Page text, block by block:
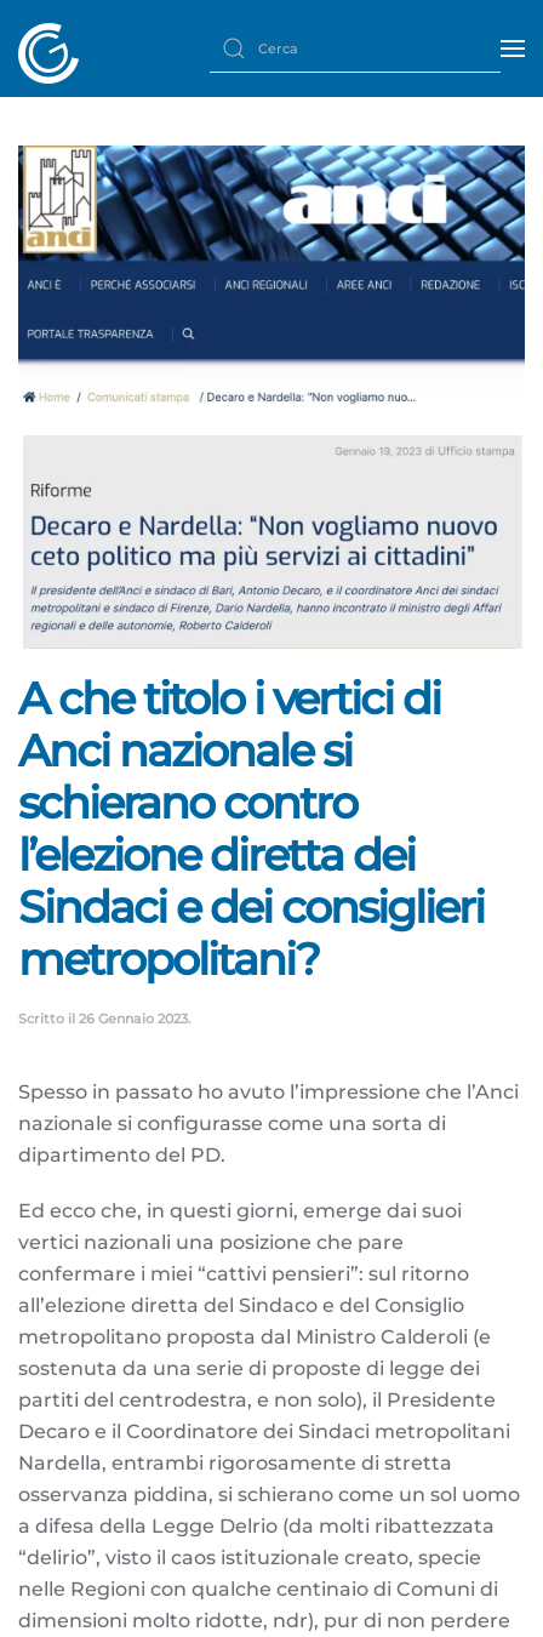
A che titolo i vertici di
Anci nazionale si
schierano contro
l’elezione diretta dei
Sindaci e dei consiglieri
metropolitani?
Scritto il 26 Gennaio 2023.
Spesso in passato ho avuto l’impressione che l’Anci
nazionale si configurasse come una sorta di
dipartimento del PD.
Ed ecco che, in questi giorni, emerge dai suoi
vertici nazionali una posizione che pare
confermare i miei “cattivi pensieri”: sul ritorno
all’elezione diretta del Sindaco e del Consiglio
metropolitano proposta dal Ministro Calderoli (e
sostenuta da una serie di proposte di legge dei
partiti del centrodestra, e non solo), il Presidente
Decaro e il Coordinatore dei Sindaci metropolitani
Nardella, entrambi rigorosamente di stretta
osservanza piddina, si schierano come un sol uomo
a difesa della Legge Delrio (da molti ribattezzata
“delirio”, visto il caos istituzionale creato, specie
nelle Regioni con qualche centinaio di Comuni di
dimensioni molto ridotte, ndr), pur di non perdere